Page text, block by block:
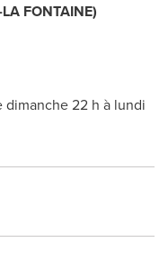
FONTAINE)
22 h à lundi